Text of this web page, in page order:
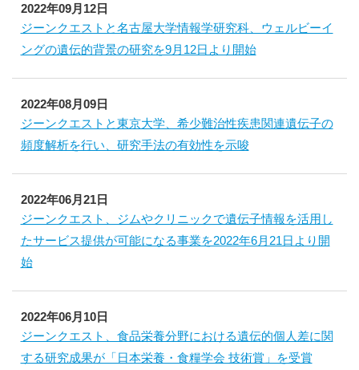
2022年09月12日
ジーンクエストと名古屋大学情報学研究科、ウェルビーイ
ングの遺伝的背景の研究を9月12日より開始
2022年08月09日
ジーンクエストと東京大学、希少難治性疾患関連遺伝子の
頻度解析を行い、研究手法の有効性を示唆
2022年06月21日
ジーンクエスト、ジムやクリニックで遺伝子情報を活用し
たサービス提供が可能になる事業を2022年6月21日より開
始
2022年06月10日
ジーンクエスト、食品栄養分野における遺伝的個人差に関
する研究成果が「日本栄養・食糧学会 技術賞」を受賞